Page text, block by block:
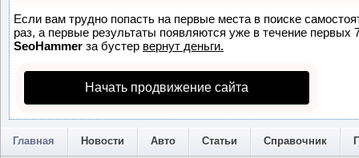
Если вам трудно попасть на первые места в поиске
раз, а первые результаты появляются уже в течение
SeoHammer за бустер вернут деньги.
Начать продвижение сайта
Главная Новости Авто Статьи Справочник